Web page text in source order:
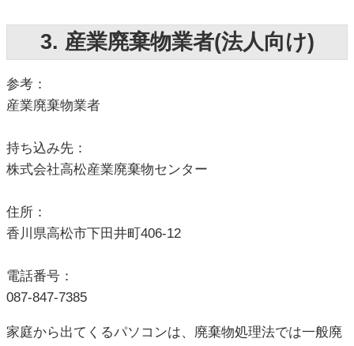
3. 産業廃棄物業者(法人向け)
参考：
産業廃棄物業者
持ち込み先：
株式会社高松産業廃棄物センター
住所：
香川県高松市下田井町406-12
電話番号：
087-847-7385
家庭から出てくるパソコンは、廃棄物処理法では一般廃